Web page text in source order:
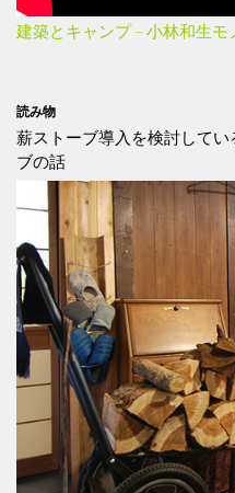
建築とキャンプ – 小林和生モ
読み物
薪ストーブ導入を検討して
ブの話